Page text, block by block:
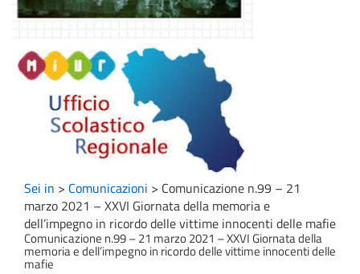
Sei in > Comunicazioni > Comunicazione n.99 – 21
marzo 2021 – XXVI Giornata della memoria e
dell’impegno in ricordo delle vittime innocenti delle mafie
Comunicazione n.99 – 21 marzo 2021 – XXVI Giornata della
memoria e dell’impegno in ricordo delle vittime innocenti delle
mafie